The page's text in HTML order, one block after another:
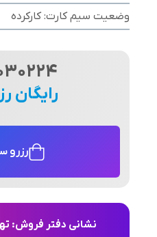
وضعیت سیم کارت: کارکرده
رایگان
رزرو
نشانی دفتر فروش: